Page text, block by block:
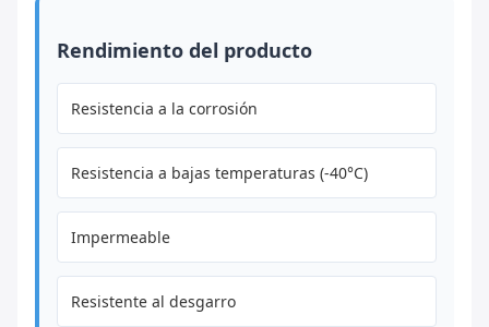
Rendimiento del producto
Resistencia a la corrosión
Resistencia a bajas temperaturas (-40°C)
Impermeable
Resistente al desgarro